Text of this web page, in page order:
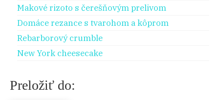
Makové rizoto s čerešňovým prelivom
Domáce rezance s tvarohom a kôprom
Rebarborový crumble
New York cheesecake
Preložiť do: